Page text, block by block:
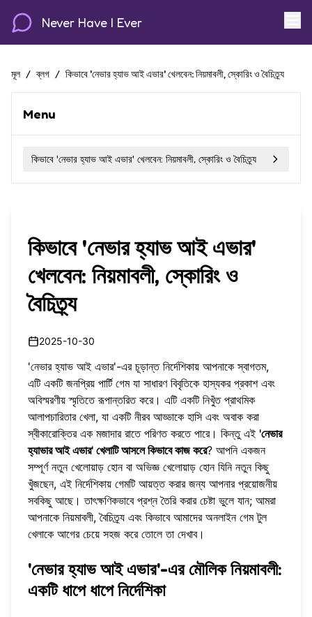
Never Have I Ever
মূল / ব্লগ / কিভাবে 'নেভার হ্যাভ আই এভার' খেলবেন: নিয়মাবলী, স্কোরিং ও বৈচিত্র্য
Menu
কিভাবে 'নেভার হ্যাভ আই এভার' খেলবেন: নিয়মাবলী, স্কোরিং ও বৈচিত্র্য
কিভাবে 'নেভার হ্যাভ আই এভার'
খেলবেন: নিয়মাবলী, স্কোরিং ও
বৈচিত্র্য
2025-10-30
'নেভার হ্যাভ আই এভার'-এর চূড়ান্ত নির্দেশিকায় আপনাকে স্বাগতম,
এটি একটি জনপ্রিয় পার্টি গেম যা সাধারণ বিবৃতিকে হাস্যকর প্রকাশ এবং
অবিস্মরণীয় স্মৃতিতে রূপান্তরিত করে। এটি একটি নিখুঁত প্রাথমিক
আলাপচারিতার খেলা, যা একটি নীরব আড্ডাকে হাসি এবং অবাক করা
স্বীকারোক্তির এক মজাদার রাতে পরিণত করতে পারে। কিন্তু এই 'নেভার
হ্যাভার আই এভার' খেলাটি আসলে কিভাবে কাজ করে? আপনি একজন
সম্পূর্ণ নতুন খেলোয়াড় হোন বা অভিজ্ঞ খেলোয়াড় হোন যিনি নতুন কিছু
খুঁজছেন, এই নির্দেশিকায় গেমটি আয়ত্ত করার জন্য আপনার প্রয়োজনীয়
সবকিছু আছে। তাৎক্ষণিকভাবে প্রশ্ন তৈরি করার চেষ্টা ভুলে যান; আমরা
আপনাকে নিয়মাবলী, বৈচিত্র্য এবং কিভাবে আমাদের অনলাইন গেম টুল
খেলাকে আগের চেয়ে সহজ করে তোলে তা দেখাব।
'নেভার হ্যাভ আই এভার'-এর মৌলিক নিয়মাবলী:
একটি ধাপে ধাপে নির্দেশিকা